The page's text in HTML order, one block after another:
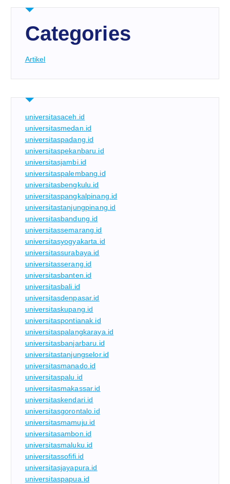
Categories
Artikel
universitasaceh.id
universitasmedan.id
universitaspadang.id
universitaspekanbaru.id
universitasjambi.id
universitaspalembang.id
universitasbengkulu.id
universitaspangkalpinang.id
universitastanjungpinang.id
universitasbandung.id
universitassemarang.id
universitasyogyakarta.id
universitassurabaya.id
universitasserang.id
universitasbanten.id
universitasbali.id
universitasdenpasar.id
universitaskupang.id
universitaspontianak.id
universitaspalangkaraya.id
universitasbanjarbaru.id
universitastanjungselor.id
universitasmanado.id
universitaspalu.id
universitasmakassar.id
universitaskendari.id
universitasgorontalo.id
universitasmamuju.id
universitasambon.id
universitasmaluku.id
universitassofifi.id
universitasjayapura.id
universitaspapua.id